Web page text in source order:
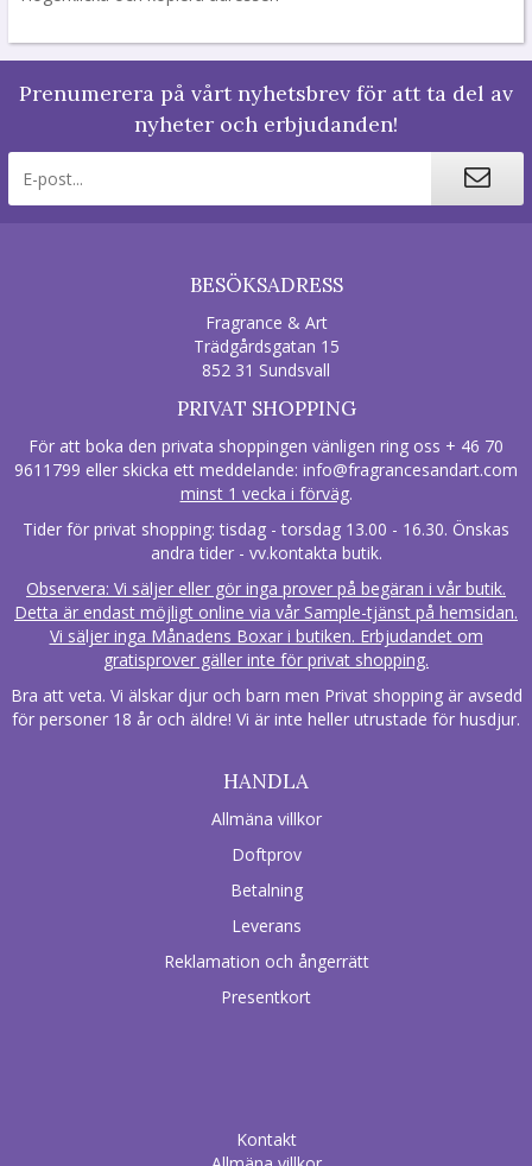
Prenumerera på vårt nyhetsbrev för att ta del av
nyheter och erbjudanden!
BESÖKSADRESS
Fragrance & Art
Trädgårdsgatan 15
852 31 Sundsvall
PRIVAT SHOPPING
För att boka den privata shoppingen vänligen ring oss + 46 70
9611799 eller skicka ett meddelande: info@fragrancesandart.com
minst 1 vecka i förväg.
Tider för privat shopping: tisdag - torsdag 13.00 - 16.30. Önskas
andra tider - vv.kontakta butik.
Observera: Vi säljer eller gör inga prover på begäran i vår butik.
Detta är endast möjligt online via vår Sample-tjänst på hemsidan.
Vi säljer inga Månadens Boxar i butiken. Erbjudandet om
gratisprover gäller inte för privat shopping.
Bra att veta. Vi älskar djur och barn men Privat shopping är avsedd
för personer 18 år och äldre! Vi är inte heller utrustade för husdjur.
HANDLA
Allmäna villkor
Doftprov
Betalning
Leverans
Reklamation och ångerrätt
Presentkort
Kontakt